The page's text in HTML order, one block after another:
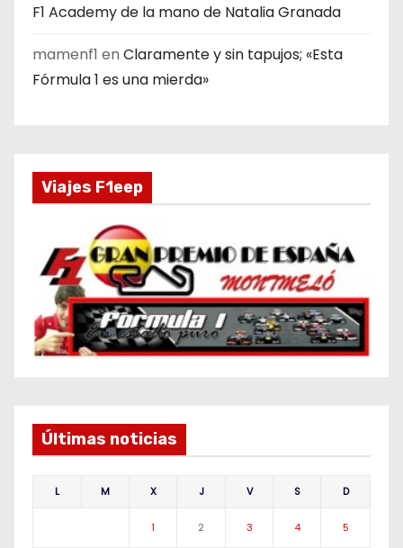
F1 Academy de la mano de Natalia Granada
mamenf1 en Claramente y sin tapujos; «Esta
Fórmula 1 es una mierda»
Viajes F1eep
Últimas noticias
L M X J V S D
1 2 3 4 5